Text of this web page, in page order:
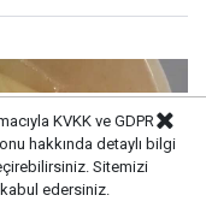
KVKK ve GDPR
hakkında detaylı bilgi
Sitemizi
edersiniz.